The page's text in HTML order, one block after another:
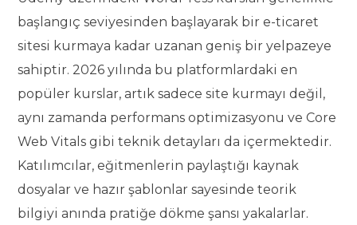
başlangıç seviyesinden başlayarak bir e-ticaret
sitesi kurmaya kadar uzanan geniş bir yelpazeye
sahiptir. 2026 yılında bu platformlardaki en
popüler kurslar, artık sadece site kurmayı değil,
aynı zamanda performans optimizasyonu ve Core
Web Vitals gibi teknik detayları da içermektedir.
Katılımcılar, eğitmenlerin paylaştığı kaynak
dosyalar ve hazır şablonlar sayesinde teorik
bilgiyi anında pratiğe dökme şansı yakalarlar.